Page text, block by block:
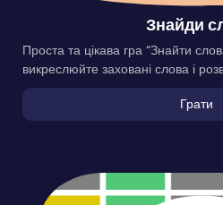
Знайди
Проста та цікава гра “Знайти
викреслюйте заховані слова і
Грати